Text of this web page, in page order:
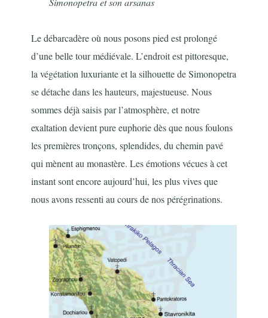
Le débarcadère où nous posons pied est prolongé
d’une belle tour médiévale. L’endroit est pittoresque,
la végétation luxuriante et la silhouette de Simonopetra
se détache dans les hauteurs, majestueuse. Nous
sommes déjà saisis par l’atmosphère, et notre
exaltation devient pure euphorie dès que nous foulons
les premières tronçons, splendides, du chemin pavé
qui mènent au monastère. Les émotions vécues à cet
instant sont encore aujourd’hui, les plus vives que
nous avons ressenti au cours de nos pérégrinations.